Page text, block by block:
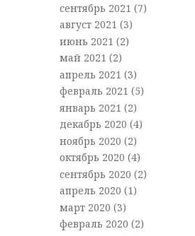
сентябрь 2021 (7)
август 2021 (3)
июнь 2021 (2)
май 2021 (2)
апрель 2021 (3)
февраль 2021 (5)
январь 2021 (2)
декабрь 2020 (4)
ноябрь 2020 (2)
октябрь 2020 (4)
сентябрь 2020 (2)
апрель 2020 (1)
март 2020 (3)
февраль 2020 (2)